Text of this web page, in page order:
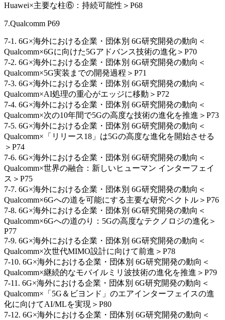
Huawei×主要な柱⑥：持続可能性＞P68
7.Qualcomm P69
7-1. 6G×海外における企業・団体別 6G研究開発の動向＜
Qualcomm×6Gに向けた5Gアドバンス技術の進化＞P70
7-2. 6G×海外における企業・団体別 6G研究開発の動向＜
Qualcomm×5G実装までの開発過程＞P71
7-3. 6G×海外における企業・団体別 6G研究開発の動向＜
Qualcomm×AI処理の重心がエッジに移動＞P72
7-4. 6G×海外における企業・団体別 6G研究開発の動向＜
Qualcomm×次の10年間で5Gの高度な技術の進化を推進＞P73
7-5. 6G×海外における企業・団体別 6G研究開発の動向＜
Qualcomm×「リリース18」は5Gの高度な進化を開始させる
＞P74
7-6. 6G×海外における企業・団体別 6G研究開発の動向＜
Qualcomm×世界の融合：新しいヒューマン インターフェイ
ス＞P75
7-7. 6G×海外における企業・団体別 6G研究開発の動向＜
Qualcomm×6Gへの道を可能にする主要な研究ベクトル＞P76
7-8. 6G×海外における企業・団体別 6G研究開発の動向＜
Qualcomm×6Gへの道のり：5Gの高度なテクノロジの進化＞
P77
7-9. 6G×海外における企業・団体別 6G研究開発の動向＜
Qualcomm×次世代MIMO設計に向けて前進＞P78
7-10. 6G×海外における企業・団体別 6G研究開発の動向＜
Qualcomm×継続的なモバイルミリ波技術の進化を推進＞P79
7-11. 6G×海外における企業・団体別 6G研究開発の動向＜
Qualcomm×「5G＆ビヨンド」のエアインターフェイスの進
化に向けてAI/MLを実現＞P80
7-12. 6G×海外における企業・団体別 6G研究開発の動向＜